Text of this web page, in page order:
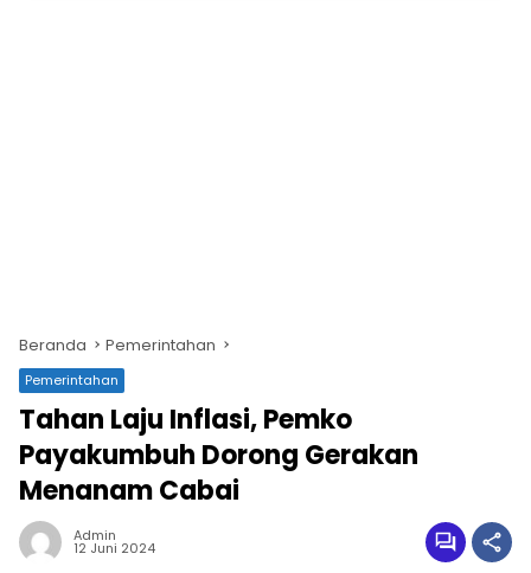
Beranda Pemerintahan
Pemerintahan
Tahan Laju Inflasi, Pemko
Payakumbuh Dorong Gerakan
Menanam Cabai
Admin
12 Juni 2024